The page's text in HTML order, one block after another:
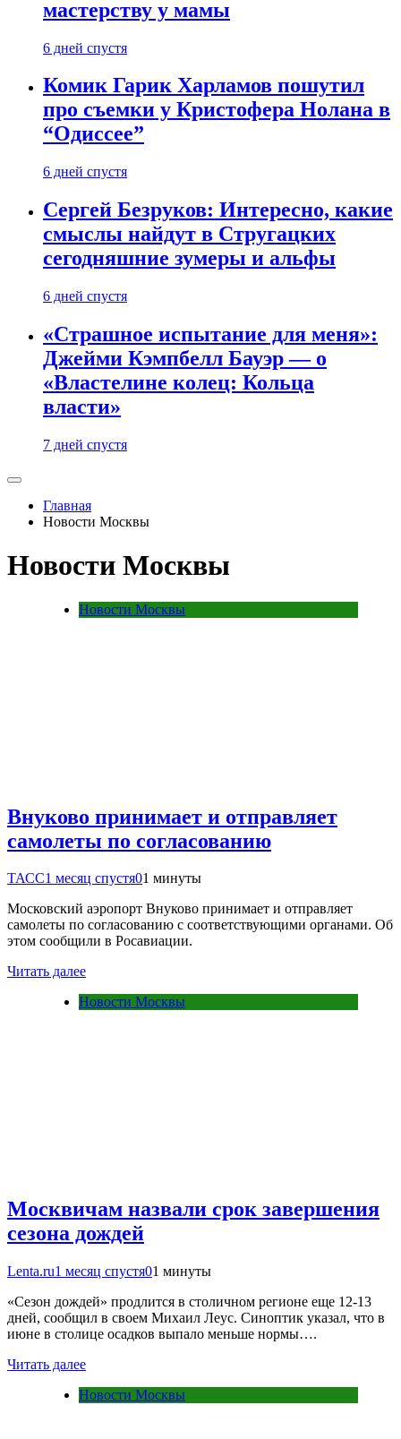
мастерству у мамы
6 дней спустя
Комик Гарик Харламов пошутил
про съемки у Кристофера Нолана в
“Одиссее”
6 дней спустя
Сергей Безруков: Интересно, какие
смыслы найдут в Стругацких
сегодняшние зумеры и альфы
6 дней спустя
«Страшное испытание для меня»:
Джейми Кэмпбелл Бауэр — о
«Властелине колец: Кольца
власти»
7 дней спустя
Главная
Новости Москвы
Новости Москвы
Новости Москвы
Внуково принимает и отправляет
самолеты по согласованию
ТАСС1 месяц спустя01 минуты
Московский аэропорт Внуково принимает и отправляет
самолеты по согласованию с соответствующими органами. Об
этом сообщили в Росавиации.
Читать далее
Новости Москвы
Москвичам назвали срок завершения
сезона дождей
Lenta.ru1 месяц спустя01 минуты
«Сезон дождей» продлится в столичном регионе еще 12-13
дней, сообщил в своем Михаил Леус. Синоптик указал, что в
июне в столице осадков выпало меньше нормы….
Читать далее
Новости Москвы